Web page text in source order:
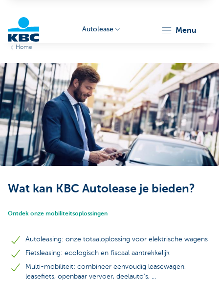
Corporate
Autolease menu
Home
Wat kan KBC Autolease je bieden?
Ontdek onze mobiliteitsoplossingen
Autoleasing: onze totaaloplossing voor elektrische wagens
Fietsleasing: ecologisch en fiscaal aantrekkelijk
Multi-mobiliteit: combineer eenvoudig leasewagen,
leasefiets, openbaar vervoer, deelauto’s, ...